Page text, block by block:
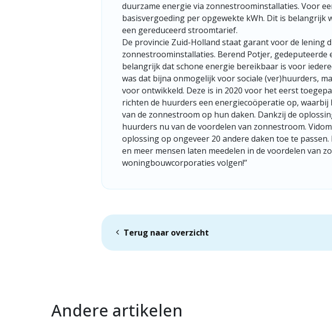
duurzame energie via zonnestroominstallaties. Voor
basisvergoeding per opgewekte kWh. Dit is belangrijk
een gereduceerd stroomtarief.
De provincie Zuid-Holland staat garant voor de lening
zonnestroominstallaties. Berend Potjer, gedeputeerde
belangrijk dat schone energie bereikbaar is voor
was dat bijna onmogelijk voor sociale (ver)huurders,
voor ontwikkeld. Deze is in 2020 voor het eerst
richten de huurders een energiecoöperatie op,
van de zonnestroom op hun daken. Dankzij de
huurders nu van de voordelen van zonnestroom.
oplossing op ongeveer 20 andere daken toe te
en meer mensen laten meedelen in de voordelen van
woningbouwcorporaties volgen!’’
Terug naar overzicht
Andere artikelen